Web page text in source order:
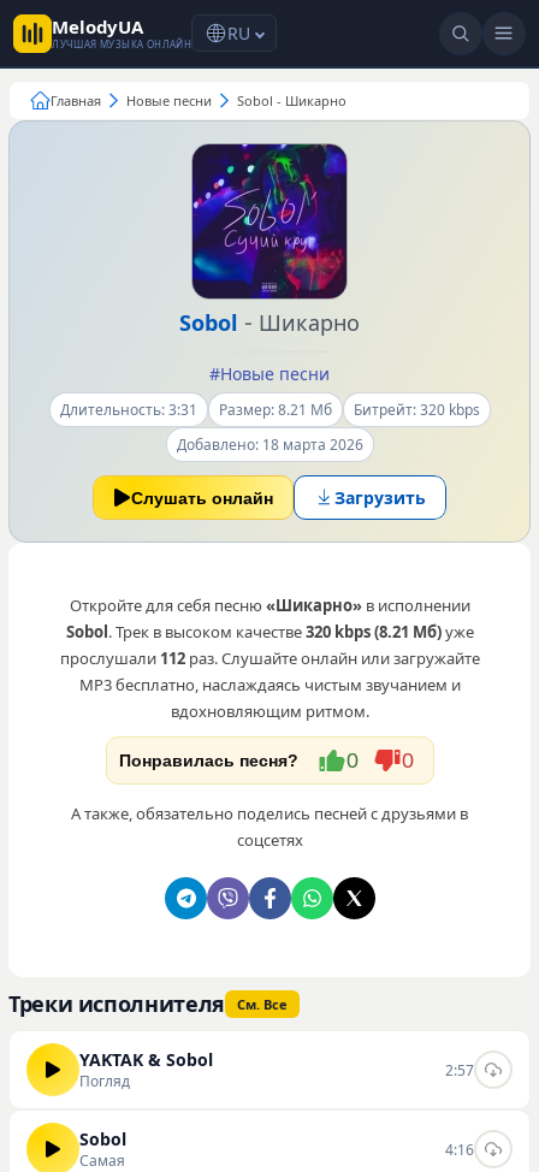
MelodyUA
ЛУЧШАЯ МУЗЫКА ОНЛАЙН RU
Главная Новые песни Sobol - Шикарно
Sobol - Шикарно
Длительность: 3:31 Размер: 8.21 Мб
Битрейт: 320 kbps
Добавлено: 18 марта 2026
Слушать онлайн Загрузить
#Новые песни
Откройте для себя песню«Шикарно»в исполнении
Sobol. Трек в высоком качестве320 kbps (8.21 Мб)уже
прослушали 112раз. Слушайте онлайн или загружайте
MP3 бесплатно, наслаждаясь чистым звучанием и
вдохновляющим ритмом.
Понравилась песня? 0 0
А также, обязательно поделись песней с друзьями в
соцсетях
Треки исполнителя См. Все
YAKTAK & Sobol
Погляд
2:57
Sobol
Самая
4:16